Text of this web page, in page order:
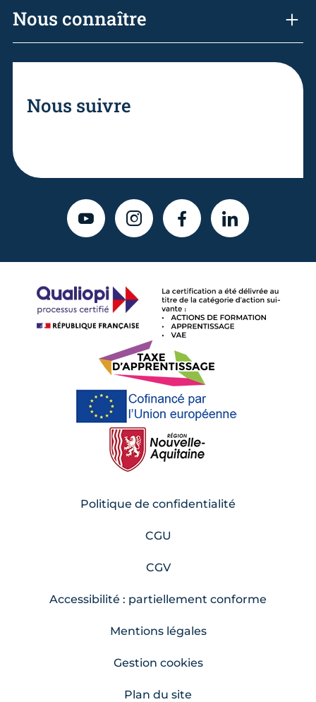
Nous connaître
Nous suivre
YOUTUBEINSTAGRAMFACEBOOKLINKEDIN
Politique de confidentialité
CGU
CGV
Accessibilité : partiellement conforme
Mentions légales
Gestion cookies
Plan du site